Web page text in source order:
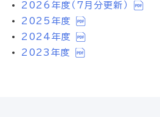
2026年度（7月分更新）
2025年度
2024年度
2023年度